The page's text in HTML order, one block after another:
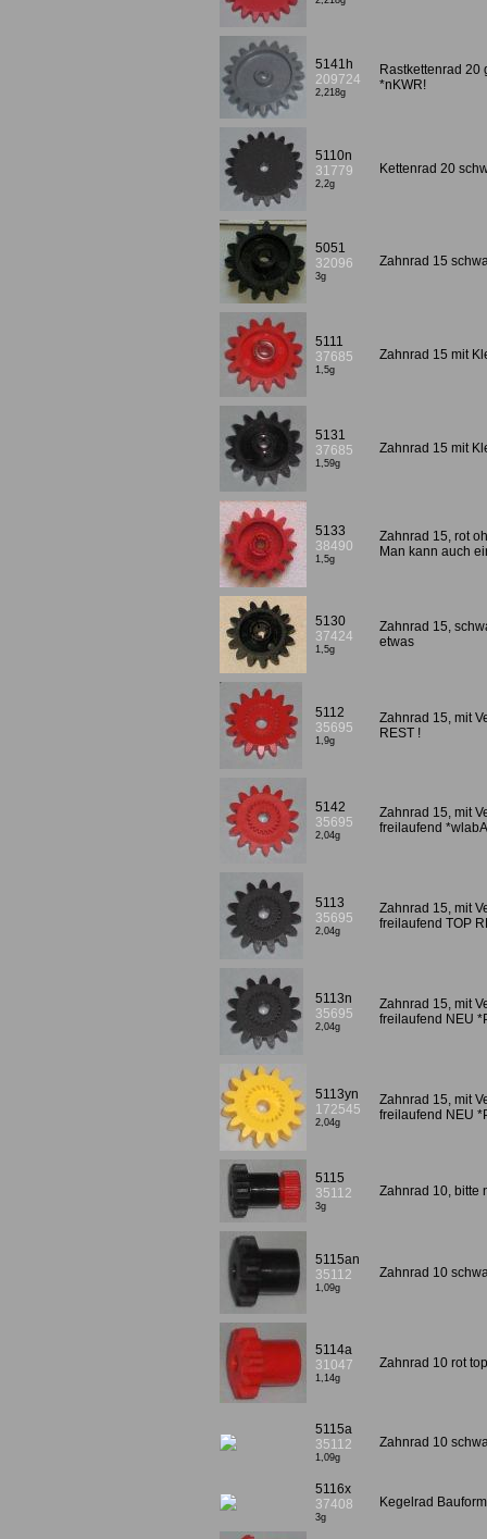
5141h
209724
2,218g
Rastkettenrad 20
*nKWR!
5110n
31779
2,2g
Kettenrad 20
5051
32096
3g
Zahnrad 15
5111
37685
1,5g
Zahnrad 15 mit
5131
37685
1,59g
Zahnrad 15 mit
5133
38490
1,5g
Zahnrad 15, rot
Man kann auch
5130
37424
1,5g
Zahnrad 15,
etwas
5112
35695
1,9g
Zahnrad 15, mit
REST !
5142
35695
2,04g
Zahnrad 15, mit
freilaufend *wlabA
5113
35695
2,04g
Zahnrad 15, mit
freilaufend TOP
5113n
35695
2,04g
Zahnrad 15, mit
freilaufend NEU
5113yn
172545
2,04g
Zahnrad 15, mit
freilaufend NEU
5115
35112
3g
Zahnrad 10, bitte
5115an
35112
1,09g
Zahnrad 10
5114a
31047
1,14g
Zahnrad 10 rot
5115a
35112
1,09g
Zahnrad 10
5116x
37408
3g
Kegelrad